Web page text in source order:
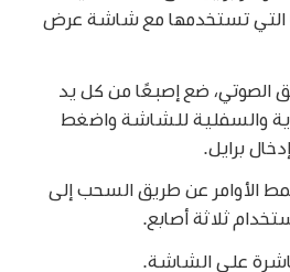
التي تستخدمها مع شاشة عرض
الصوتي، ضع إصبعًا من كل يد
والسفلية للشاشة واضغط
برايل.
الأوامر عن طريق السحب إلى
ثلاثة أصابع.
على الشاشة.